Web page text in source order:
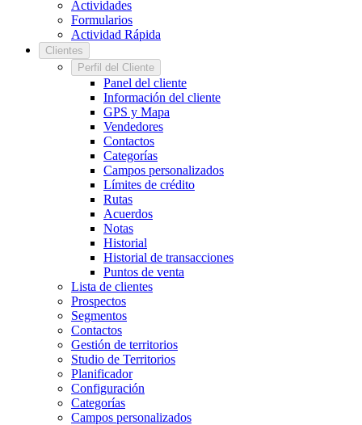
Actividades
Formularios
Actividad Rápida
Clientes
Perfil del Cliente
Panel del cliente
Información del cliente
GPS y Mapa
Vendedores
Contactos
Categorías
Campos personalizados
Límites de crédito
Rutas
Acuerdos
Notas
Historial
Historial de transacciones
Puntos de venta
Lista de clientes
Prospectos
Segmentos
Contactos
Gestión de territorios
Studio de Territorios
Planificador
Configuración
Categorías
Campos personalizados